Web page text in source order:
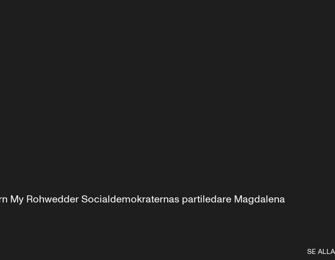
My Rohwedder Socialdemokraternas partiledare Magdalena
SE ALLA